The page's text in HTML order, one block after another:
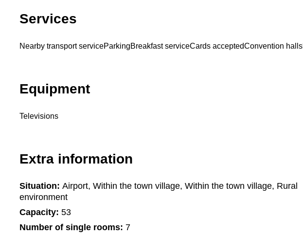
Services
Nearby transport serviceParkingBreakfast serviceCards acceptedConvention halls
Equipment
Televisions
Extra information
Situation: Airport, Within the town village, Within the town village, Rural
environment
Capacity: 53
Number of single rooms: 7